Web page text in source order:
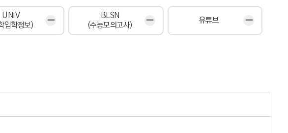
UNIV
입학정보)
BLSN
(수능모의고사)
유튜브